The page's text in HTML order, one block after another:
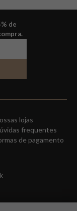
de
lojas
frequentes
de pagamento